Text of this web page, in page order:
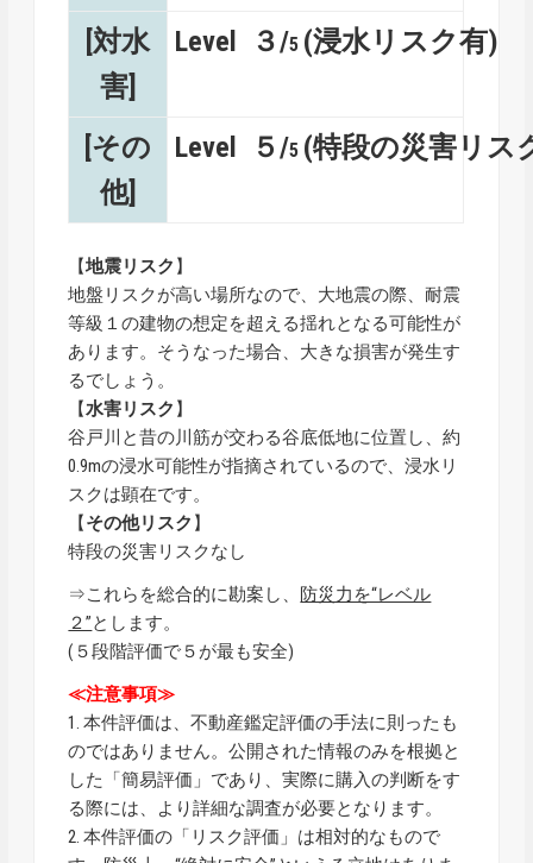
[対水
害]
Level ３/5 (浸水リスク有)
[その
他]
Level ５/5 (特段の災害リス
【地震リスク 】
地盤リスクが高い場所なので、大地震の際、耐震
等級１の建物の想定を超える揺れとなる可能性が
あります。そうなった場合、大きな損害が発生す
るでしょう。
【水害リスク 】
谷戸川と昔の川筋が交わる谷底低地に位置し、約
0.9mの浸水可能性が指摘されているので、浸水リ
スクは顕在です。
【その他リスク 】
特段の災害リスクなし
⇒これらを総合的に勘案し、 防災力を“レベル
２”とします。
(５段階評価で５が最も安全)
≪注意事項≫
1. 本件評価は、不動産鑑定評価の手法に則ったも
のではありません。公開された情報のみを根拠と
した「簡易評価」であり、実際に購入の判断をす
る際には、より詳細な調査が必要となります。
2. 本件評価の「リスク評価」は相対的なもので